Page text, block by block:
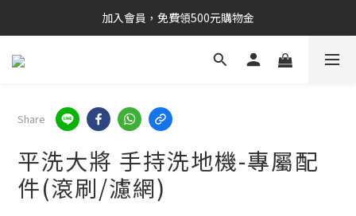
加入會員，免費領500元購物金
Share
平洗大將 手持洗地機-專屬配
件(滾刷/濾網)